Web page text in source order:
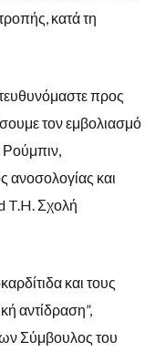
κατά τη
προς
τον εμβολιασμό
Ρούμπιν,
ανοσολογίας και
T.H. Σχολή
και τους
αντίδραση”,
Σύμβουλος του